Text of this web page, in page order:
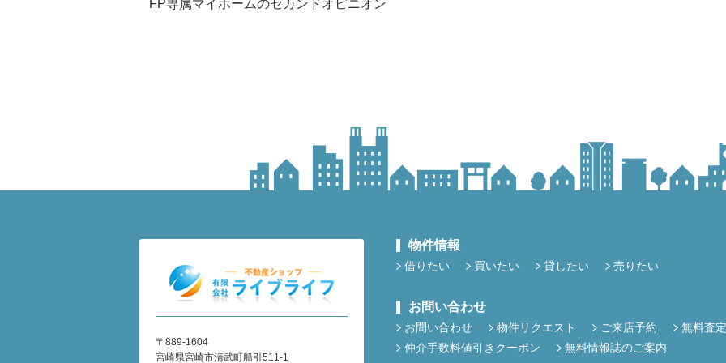
FP専属マイホームのセカンドオピニオン
〒889-1604
宮崎県宮崎市清武町船引511-1
物件情報
借りたい 買いたい 貸したい 売りたい
お問い合わせ
お問い合わせ 物件リクエスト ご来店予約
無料査定
仲介手数料値引きクーポン
無料情報誌のご案内